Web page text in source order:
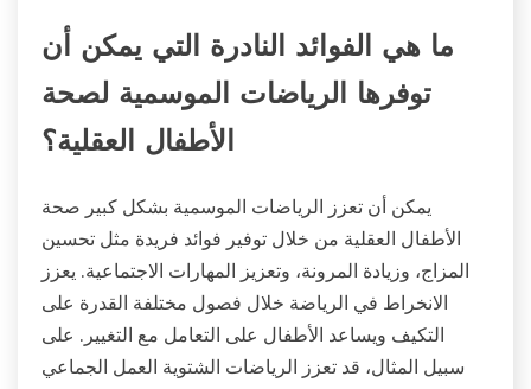
ما هي الفوائد النادرة التي يمكن أن
توفرها الرياضات الموسمية لصحة
الأطفال العقلية؟
يمكن أن تعزز الرياضات الموسمية بشكل كبير صحة
الأطفال العقلية من خلال توفير فوائد فريدة مثل تحسين
المزاج، وزيادة المرونة، وتعزيز المهارات الاجتماعية. يعزز
الانخراط في الرياضة خلال فصول مختلفة القدرة على
التكيف ويساعد الأطفال على التعامل مع التغيير. على
سبيل المثال، قد تعزز الرياضات الشتوية العمل الجماعي